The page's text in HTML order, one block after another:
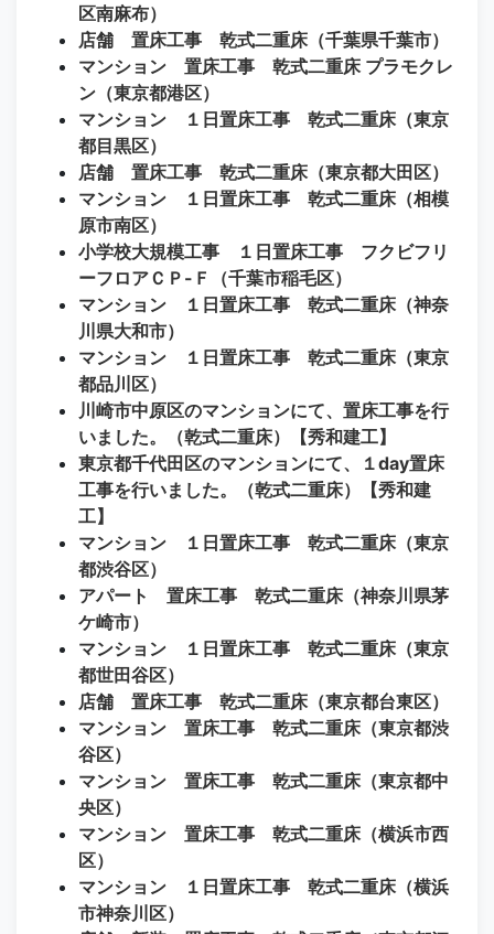
区南麻布）
店舗 置床工事 乾式二重床（千葉県千葉市）
マンション 置床工事 乾式二重床 プラモクレ
ン（東京都港区）
マンション １日置床工事 乾式二重床（東京
都目黒区）
店舗 置床工事 乾式二重床（東京都大田区）
マンション １日置床工事 乾式二重床（相模
原市南区）
小学校大規模工事 １日置床工事 フクビフリ
ーフロアＣＰ-Ｆ（千葉市稲毛区）
マンション １日置床工事 乾式二重床（神奈
川県大和市）
マンション １日置床工事 乾式二重床（東京
都品川区）
川崎市中原区のマンションにて、置床工事を行
いました。（乾式二重床）【秀和建工】
東京都千代田区のマンションにて、１day置床
工事を行いました。（乾式二重床）【秀和建
工】
マンション １日置床工事 乾式二重床（東京
都渋谷区）
アパート 置床工事 乾式二重床（神奈川県茅
ケ崎市）
マンション １日置床工事 乾式二重床（東京
都世田谷区）
店舗 置床工事 乾式二重床（東京都台東区）
マンション 置床工事 乾式二重床（東京都渋
谷区）
マンション 置床工事 乾式二重床（東京都中
央区）
マンション 置床工事 乾式二重床（横浜市西
区）
マンション １日置床工事 乾式二重床（横浜
市神奈川区）